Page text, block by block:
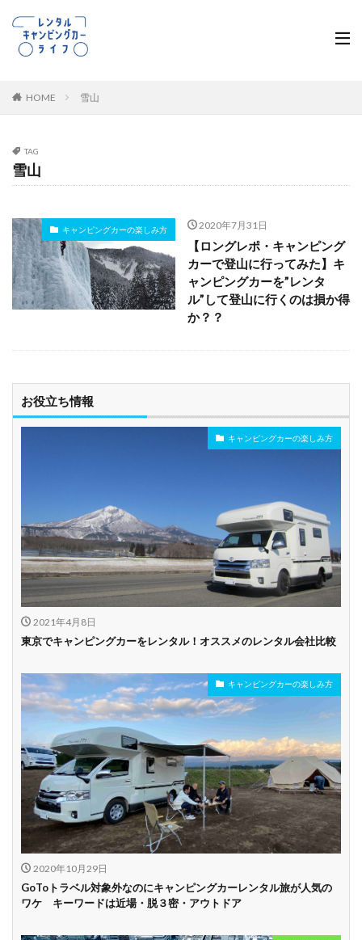
HOME 雪山
TAG
雪山
キャンピングカーの楽しみ方 2020年7月31日
【ロングレポ・キャンピング
カーで登山に行ってみた】キ
ャンピングカーを”レンタ
ル”して登山に行くのは損か得
か？？
お役立ち情報
キャンピングカーの楽しみ方
2021年4月8日
東京でキャンピングカーをレンタル！オススメのレンタル会社比較
キャンピングカーの楽しみ方
2020年10月29日
GoToトラベル対象外なのにキャンピングカーレンタル旅が人気の
ワケ キーワードは近場・脱３密・アウトドア